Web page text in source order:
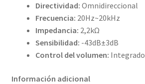
Directividad: Omnidireccional
Frecuencia: 20Hz~20kHz
Impedancia: 2,2kΩ
Sensibilidad: -43dB±3dB
Control del volumen: Integrado
Información adicional